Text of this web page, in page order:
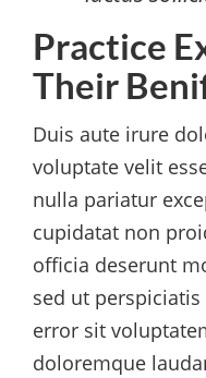
Practice
Their
Duis aute irure
voluptate velit
nulla pariatur
cupidatat non
officia deserunt
sed ut
error sit
doloremque